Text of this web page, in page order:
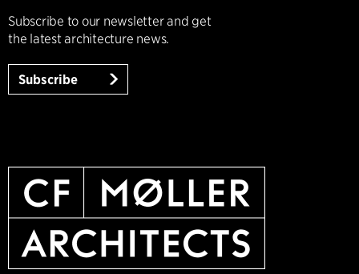
Subscribe to our newsletter and get
the latest architecture news.
Subscribe